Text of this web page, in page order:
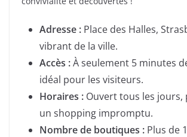
Adresse : Place des Halles,
vibrant de la ville.
Accès :À seulement 5 minutes
idéal pour les visiteurs.
Horaires : Ouvert tous les
un shopping impromptu.
Nombre de boutiques : Plus de